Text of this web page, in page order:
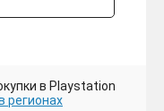
в Playstation
регионах